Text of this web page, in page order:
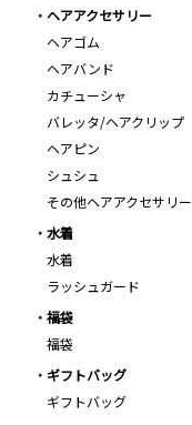
ヘアアクセサリー
ヘアゴム
ヘアバンド
カチューシャ
バレッタ/ヘアクリップ
ヘアピン
シュシュ
その他ヘアアクセサリー
水着
水着
ラッシュガード
福袋
福袋
ギフトバッグ
ギフトバッグ